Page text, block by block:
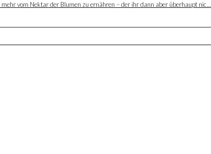
vom Nektar der Blumen zu ernähren – der ihr dann aber überhaupt nic...